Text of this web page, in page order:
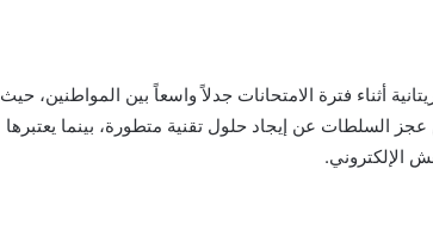
أثناء فترة الامتحانات جدلاً واسعاً بين المواطنين، حيث
السلطات عن إيجاد حلول تقنية متطورة، بينما يعتبرها
الإلكتروني.